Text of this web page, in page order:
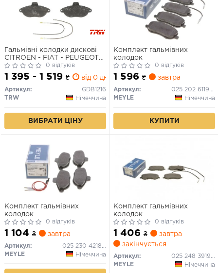
Гальмівні колодки дискові
CITROEN - FIAT - PEUGEOT
Dispatch/Evasion/Jumpy/Scudo/Ulysse/806/Expert
0 відгуків
1 395 - 1 519 ₴ від 0 дн.
Артикул:
GDB1216
TRW
Німеччина
ВИБРАТИ ЦІНУ
Комплект гальмівних
колодок
0 відгуків
1 596 ₴ завтра
Артикул:
025 202 6119/W
MEYLE
Німеччина
КУПИТИ
Комплект гальмівних
колодок
0 відгуків
1 104 ₴ завтра
Артикул:
025 230 4218/W
MEYLE
Німеччина
Комплект гальмівних
колодок
0 відгуків
1 406 ₴
завтра
закінчується
Артикул:
025 248 3919/W
MEYLE
Німеччина